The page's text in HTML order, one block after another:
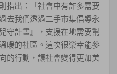
指出：「社會中有許多需要
去我們透過二手市集倡導永
守計畫』，支援在地需要幫
暖的社區。這次很榮幸能參
的行動，讓社會變得更加美